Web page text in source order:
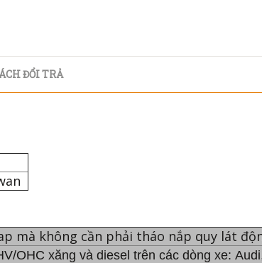
ĐỔI TRẢ
mà không cần phải tháo nắp quy lát
OHC xăng và diesel trên các dòng xe: